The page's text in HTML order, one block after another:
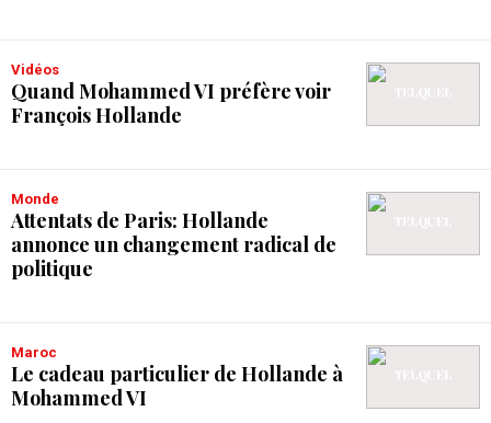
Vidéos
Quand Mohammed VI préfère voir
François Hollande
Monde
Attentats de Paris: Hollande
annonce un changement radical de
politique
Maroc
Le cadeau particulier de Hollande à
Mohammed VI